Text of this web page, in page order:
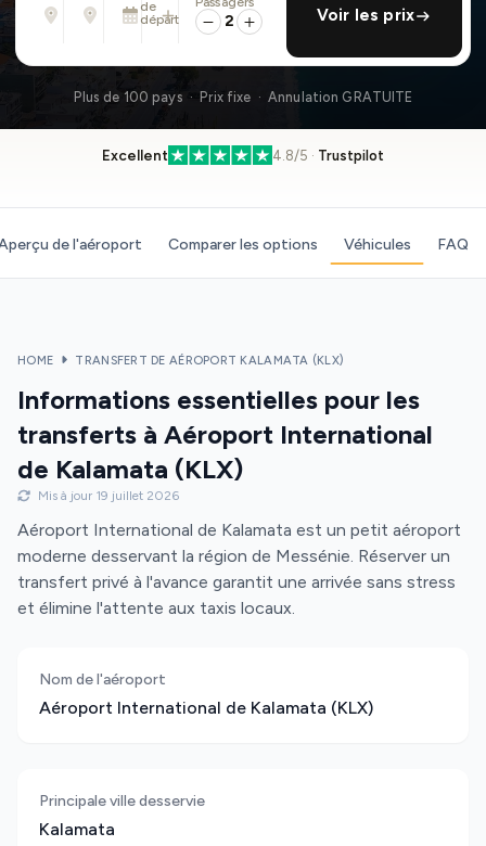
Adresse, aéroport, hôtel, ...
Adresse, aéroport, hôtel, ...
de
départ
Mar. 11 Août · 13:45
ajouter retour
2 Voir les prix
Plus de 100 pays · Prix fixe · Annulation GRATUITE
Excellent 4.8/5 · Trustpilot
de l'aéroport Comparer les options Véhicules FAQ
HOME TRANSFERT DE AÉROPORT KALAMATA (KLX)
Informations essentielles pour les
transferts à Aéroport International
de Kalamata (KLX)
Mis à jour 19 juillet 2026
Aéroport International de Kalamata est un petit aéroport
moderne desservant la région de Messénie. Réserver un
transfert privé à l'avance garantit une arrivée sans stress
et élimine l'attente aux taxis locaux.
Nom de l'aéroport
Aéroport International de Kalamata (KLX)
Principale ville desservie
Kalamata